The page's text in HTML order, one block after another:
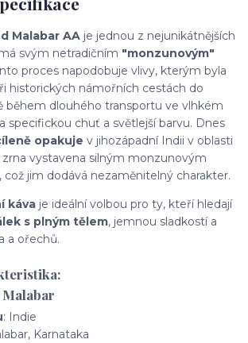
Malabar AA je jednou z nejunikátnějších
svým netradičním "monzunovým"
proces napodobuje vlivy, kterým byla
historických námořních cestách do
během dlouhého transportu ve vlhkém
specifickou chuť a světlejší barvu. Dnes
opakuje v jihozápadní Indii v oblasti
zrna vystavena silným monzunovým
jim dodává nezaměnitelný charakter.
káva je ideální volbou pro ty, kteří hledají
s plným tělem, jemnou sladkostí a
a ořechů.
: Indie
Karnataka